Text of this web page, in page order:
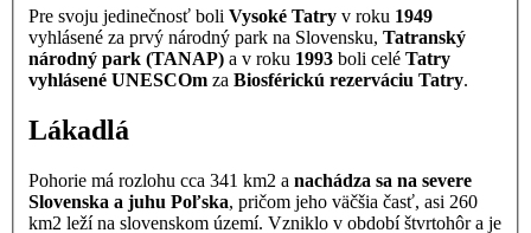
Pre svoju jedinečnosť boli Vysoké Tatry v roku 1949
vyhlásené za prvý národný park na Slovensku, Tatranský
národný park (TANAP) a v roku 1993 boli celé Tatry
vyhlásené UNESCOm za Biosférickú rezerváciu Tatry.
Lákadlá
Pohorie má rozlohu cca 341 km2 a nachádza sa na severe
Slovenska a juhu Poľska, pričom jeho väčšia časť, asi 260
km2 leží na slovenskom území. Vzniklo v období štvrtohôr a je